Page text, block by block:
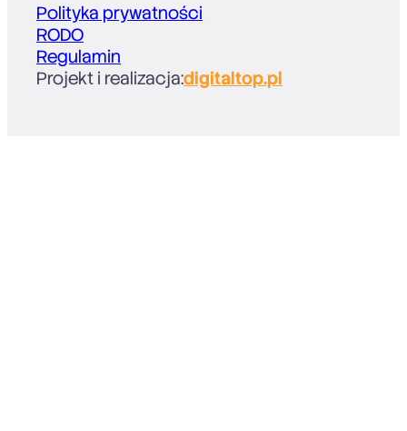
Polityka prywatności
RODO
Regulamin
Projekt i realizacja:digitaltop.pl